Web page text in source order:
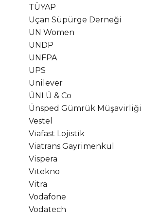
TÜYAP
Uçan Süpürge Derneği
UN Women
UNDP
UNFPA
UPS
Unilever
ÜNLÜ & Co
Ünsped Gümrük Müşavirliği
Vestel
Viafast Lojistik
Viatrans Gayrimenkul
Vispera
Vitekno
Vitra
Vodafone
Vodatech